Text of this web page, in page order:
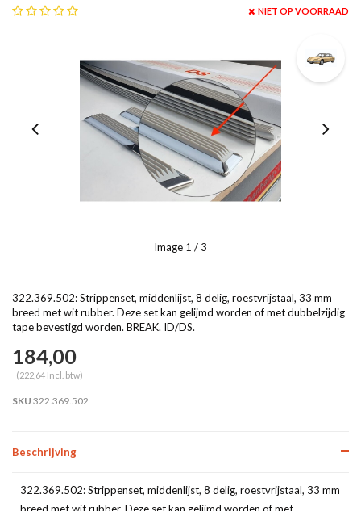
NIET OP VOORRAAD
Image 1 / 3
322.369.502: Strippenset, middenlijst, 8 delig, roestvrijstaal, 33 mm
breed met wit rubber. Deze set kan gelijmd worden of met dubbelzijdig
tape bevestigd worden. BREAK. ID/DS.
184,00
(222,64 Incl. btw)
SKU 322.369.502
Beschrijving
322.369.502: Strippenset, middenlijst, 8 delig, roestvrijstaal, 33 mm